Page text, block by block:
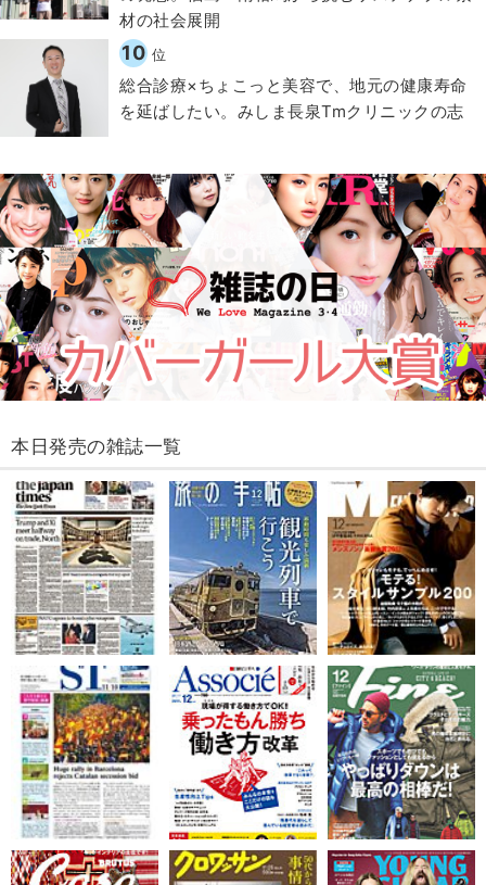
材の社会展開​
10 位
総合診療×ちょこっと美容で、地元の健康寿命
を延ばしたい。みしま長泉Tmクリニックの志
本日発売の雑誌一覧